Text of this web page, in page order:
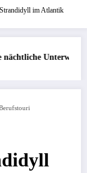
im Atlantik
Schnorcheln
Börse: